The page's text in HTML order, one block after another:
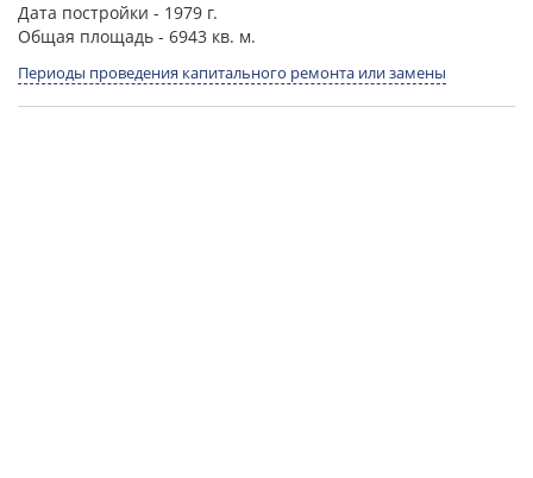
Дата постройки - 1979 г.
Общая площадь - 6943 кв. м.
Периоды проведения капитального ремонта или замены